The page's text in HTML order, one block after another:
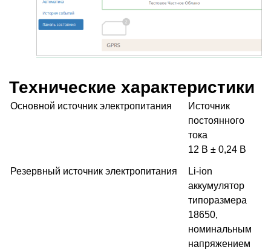
Технические характеристики
Основной источник электропитания
Источник
постоянного
тока
12 В ± 0,24 В
Резервный источник электропитания
Li-ion
аккумулятор
типоразмера
18650,
номинальным
напряжением